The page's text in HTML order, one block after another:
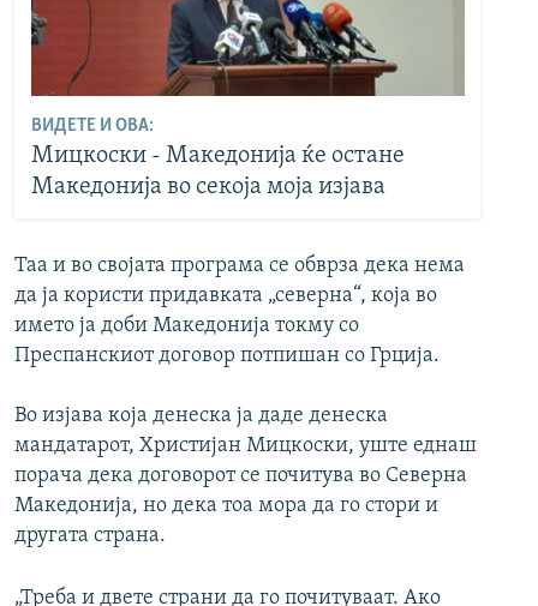
ВИДЕТЕ И ОВА:
Мицкоски - Македонија ќе остане
Македонија во секоја моја изјава
Таа и во својата програма се обврза дека нема
да ја користи придавката „северна“, која во
името ја доби Македонија токму со
Преспанскиот договор потпишан со Грција.
Во изјава која денеска ја даде денеска
мандатарот, Христијан Мицкоски, уште еднаш
порача дека договорот се почитува во Северна
Македонија, но дека тоа мора да го стори и
другата страна.
„Треба и двете страни да го почитуваат. Ако